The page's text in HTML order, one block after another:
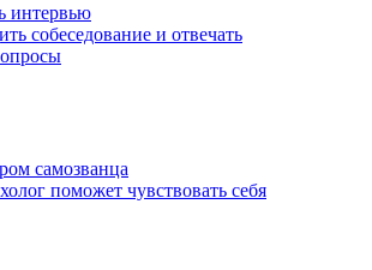
интервью
собеседование и отвечать
самозванца
поможет чувствовать себя